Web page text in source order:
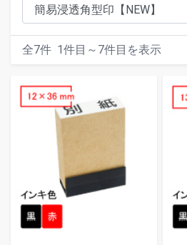
全7件 1件目～ 7件目を表示